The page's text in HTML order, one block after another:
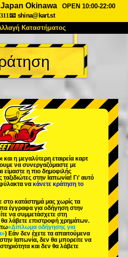
Okinawa
OPEN 10:00-22:00
📧 shina@kart.st
Καταστήματος
ΚΥΡΙΩΣ
Τιμές
Κράτηση
Καταστήματος
Τόκιο Ακίχαμπαρα #1
Τόκιο Κόλπος
Οσάκα
και η μεγαλύτερη εταιρεία καρτ
να συνεργαζόμαστε με
είμαστε η πιο δημοφιλής
ταξιδιώτες στην Ιαπωνία! Γι' αυτό
να κάνετε κράτηση το
κατάστημά μας χωρίς τα
έγγραφα για οδήγηση στην
να συμμετάσχετε στη
θα λάβετε επιστροφή χρημάτων.
«Δίπλωμα οδήγησης για
) Εάν δεν έχετε τα απαιτούμενα
Ιαπωνία, δεν θα μπορείτε να
και δεν θα λάβετε